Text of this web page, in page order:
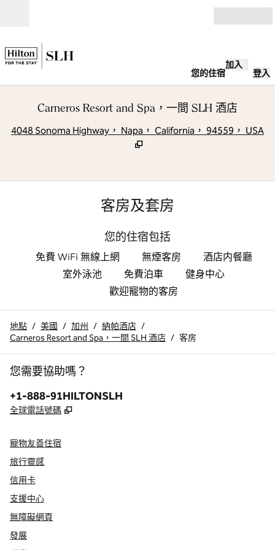
您的住宿
加入
登入
Carneros Resort and Spa，一間 SLH 酒店
4048 Sonoma Highway， Napa， California， 94559， USA
客房及套房
您的住宿包括
免費 WiFi 無線上網 無煙客房
酒店内餐廳
室外泳池
免費泊車
健身中心
歡迎寵物的客房
地點 / 美國 / 加州 / 納帕酒店 /
Carneros Resort and Spa，一間 SLH 酒店 / 客房
您需要協助嗎？
電話：
+1-888-91HILTONSLH
全球電話號碼 ,
寵物友善住宿
旅行靈感
信用卡
支援中心
無障礙網頁
發展